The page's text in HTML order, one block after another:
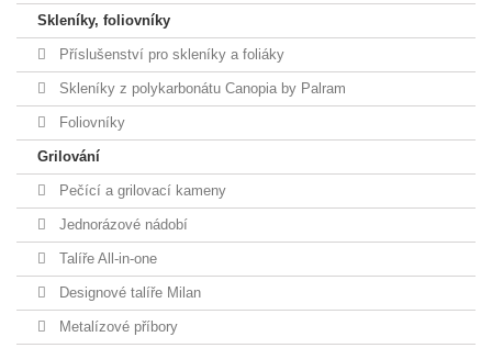
Skleníky, foliovníky
Příslušenství pro skleníky a foliáky
Skleníky z polykarbonátu Canopia by Palram
Foliovníky
Grilování
Pečící a grilovací kameny
Jednorázové nádobí
Talíře All-in-one
Designové talíře Milan
Metalízové příbory